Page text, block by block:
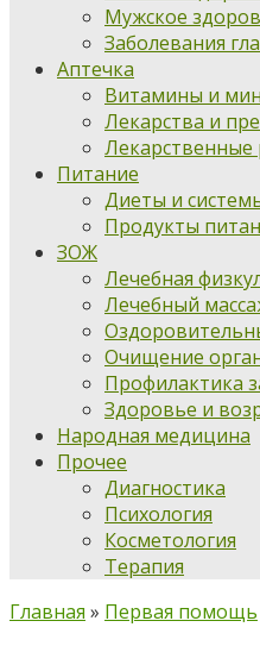
Мужское
Заболевания
Аптечка
Витамины и
Лекарства и
Лекарственные
Питание
Диеты и
Продукты
ЗОЖ
Лечебная
Лечебный
Очищение
Профилактика
Здоровье и
Народная медицина
Прочее
Диагностика
Психология
Косметология
Терапия
Главная » Первая помощь